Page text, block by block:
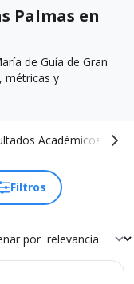
Palmas en
de Guía de Gran
métricas y
Académicos
Filtros
por